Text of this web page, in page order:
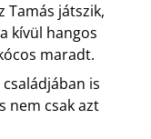
Tamás játszik,
kívül hangos
maradt.
is
nem csak azt